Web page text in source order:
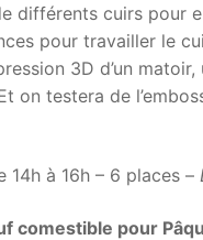
différents cuirs pour
pour travailler le
3D d’un
on testera de
à 16h – 6 places –
comestible pour